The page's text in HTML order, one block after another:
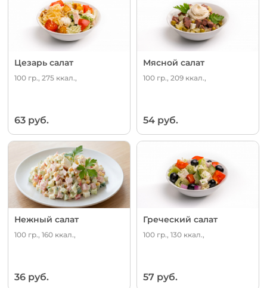
Цезарь салат
100 гр., 275 ккал.,
63 руб.
Мясной салат
100 гр., 209 ккал.,
54 руб.
Нежный салат
100 гр., 160 ккал.,
36 руб.
Греческий салат
100 гр., 130 ккал.,
57 руб.